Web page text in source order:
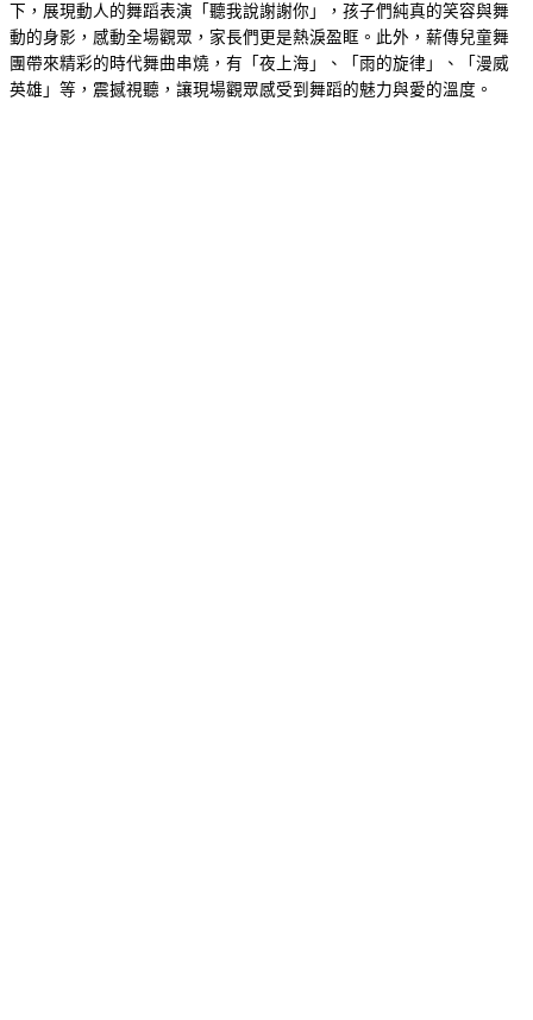
下，展現動人的舞蹈表演「聽我說謝謝你」，孩子們純真的笑容與舞
動的身影，感動全場觀眾，家長們更是熱淚盈眶。此外，薪傳兒童舞
團帶來精彩的時代舞曲串燒，有「夜上海」、「雨的旋律」、「漫威
英雄」等，震撼視聽，讓現場觀眾感受到舞蹈的魅力與愛的溫度。